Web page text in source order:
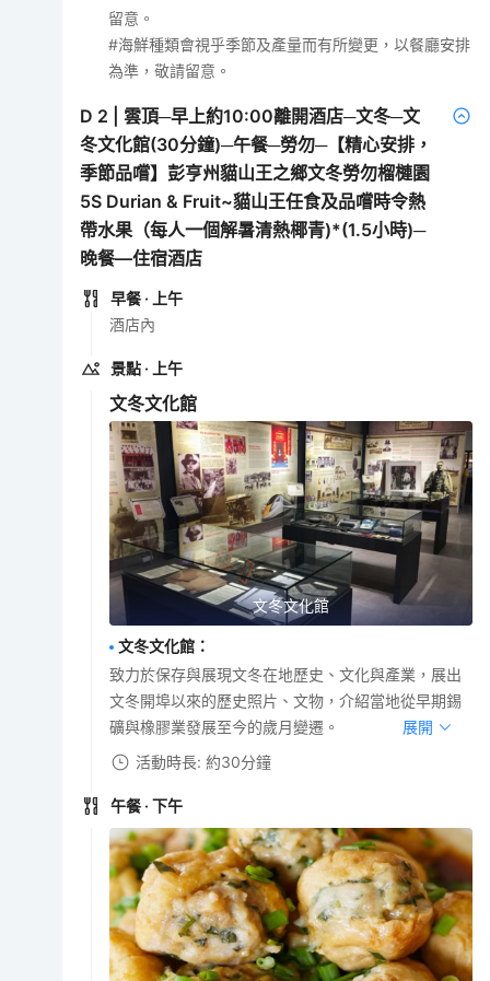
留意。
#海鮮種類會視乎季節及產量而有所變更，以餐廳安排
為準，敬請留意。
D 2 |雲頂─早上約10:00離開酒店─文冬─文
冬文化館(30分鐘)─午餐─勞勿─【精心安排，
季節品嚐】彭亨州貓山王之鄉文冬勞勿榴槤園
5S Durian & Fruit~貓山王任食及品嚐時令熱
帶水果（每人一個解暑清熱椰青)*(1.5小時)─
晚餐—住宿酒店
早餐 · 上午
酒店內
景點 · 上午
文冬文化館
文冬文化館
文冬文化館 ：
致力於保存與展現文冬在地歷史、文化與產業，展出
文冬開埠以來的歷史照片、文物，介紹當地從早期錫
礦與橡膠業發展至今的歲月變遷。
展開
活動時長: 約30分鐘
午餐 · 下午